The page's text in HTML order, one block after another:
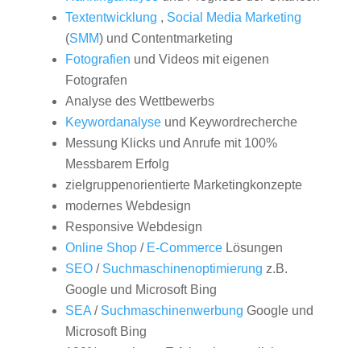
Textentwicklung , Social Media Marketing
(SMM) und Contentmarketing
Fotografien und Videos mit eigenen
Fotografen
Analyse des Wettbewerbs
Keywordanalyseund Keywordrecherche
Messung Klicks und Anrufe mit 100%
Messbarem Erfolg
zielgruppenorientierte Marketingkonzepte
modernes Webdesign
Responsive Webdesign
Online Shop/ E-CommerceLösungen
SEO/ Suchmaschinenoptimierung z.B.
Google und Microsoft Bing
SEA/ Suchmaschinenwerbung Google und
Microsoft Bing